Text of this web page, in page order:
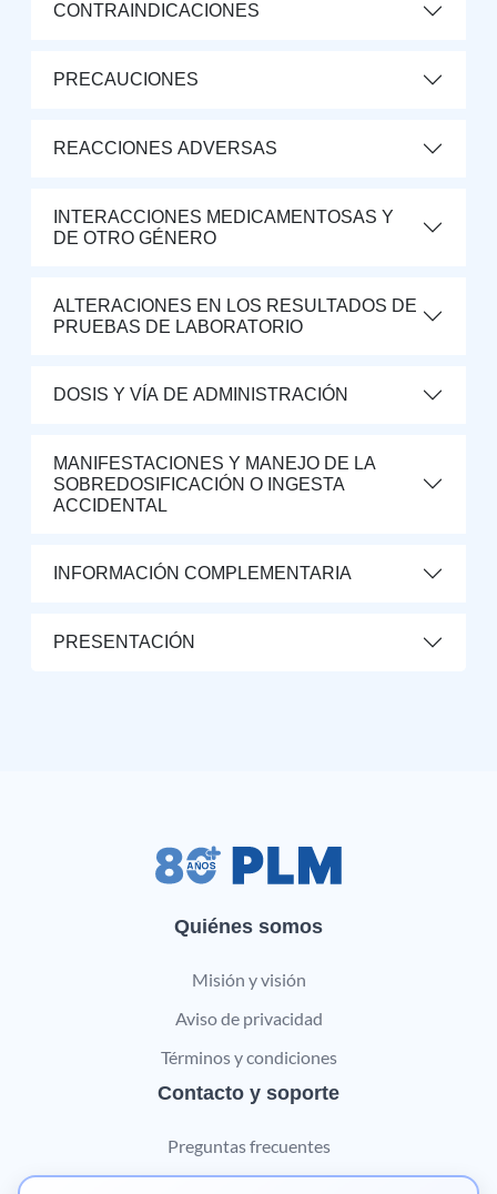
CONTRAINDICACIONES
PRECAUCIONES
REACCIONES ADVERSAS
INTERACCIONES MEDICAMENTOSAS Y
DE OTRO GÉNERO
ALTERACIONES EN LOS RESULTADOS DE
PRUEBAS DE LABORATORIO
DOSIS Y VÍA DE ADMINISTRACIÓN
MANIFESTACIONES Y MANEJO DE LA
SOBREDOSIFICACIÓN O INGESTA
ACCIDENTAL
INFORMACIÓN COMPLEMENTARIA
PRESENTACIÓN
Quiénes somos
Misión y visión
Aviso de privacidad
Términos y condiciones
Contacto y soporte
Preguntas frecuentes
Contáctanos